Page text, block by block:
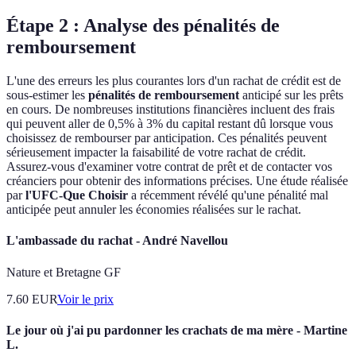
Étape 2 : Analyse des pénalités de
remboursement
L'une des erreurs les plus courantes lors d'un rachat de crédit est de
sous-estimer les pénalités de remboursement anticipé sur les prêts
en cours. De nombreuses institutions financières incluent des frais
qui peuvent aller de 0,5% à 3% du capital restant dû lorsque vous
choisissez de rembourser par anticipation. Ces pénalités peuvent
sérieusement impacter la faisabilité de votre rachat de crédit.
Assurez-vous d'examiner votre contrat de prêt et de contacter vos
créanciers pour obtenir des informations précises. Une étude réalisée
parl'UFC-Que Choisir a récemment révélé qu'une pénalité mal
anticipée peut annuler les économies réalisées sur le rachat.
L'ambassade du rachat - André Navellou
Nature et Bretagne GF
7.60 EURVoir le prix
Le jour où j'ai pu pardonner les crachats de ma mère - Martine
L.